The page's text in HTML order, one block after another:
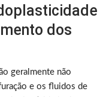
dos
geralmente não
e os fluidos de